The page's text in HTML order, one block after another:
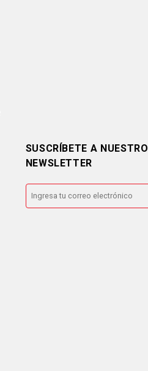
SUSCRÍBETE A NUESTRO
NEWSLETTER